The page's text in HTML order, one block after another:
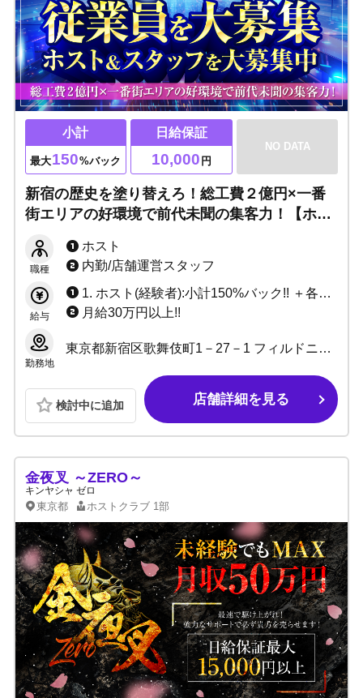
小計
最大150%バック
日給保証
10,000 円
NO DATA
新宿の歴史を塗り替えろ！総工費２億円×一番
街エリアの好環境で前代未聞の集客力！【ホス
きやすさを徹底追及！
職種
ホスト
内勤/店舗運営スタッフ
給与
1. ホスト(経験者):小計150%バック!! ＋各種賞金多数!! 2. ホスト(未経験):日給10,000円 ＋ 各種賞金多数!!
月給30万円以上!!
勤務地
東京都新宿区歌舞伎町1－27－1 フィルドニアビルB2 B3
検討中に追加 店舗詳細を見る
金夜叉 ～ZERO～
キンヤシャ ゼロ
東京都 ホストクラブ 1部